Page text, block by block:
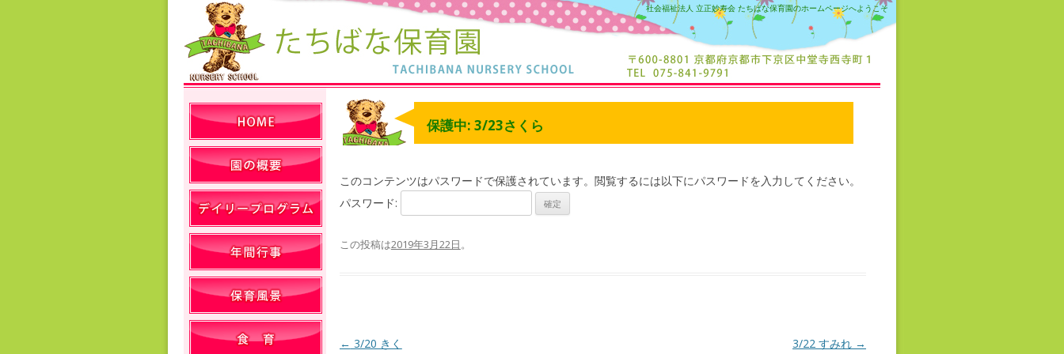
社会福祉法人 立正妙寿会 たちばな保育園のホームページへようこそ
保護中: 3/23さくら
このコンテンツはパスワードで保護されています。閲覧するには以下にパスワードを入力してください。
パスワード:
この投稿は2019年3月22日。
← 3/20 きく 3/22 すみれ →